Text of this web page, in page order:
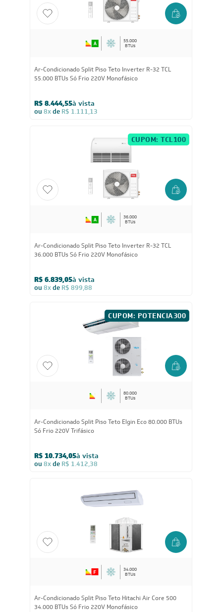
55.000
BTUs
Ar-Condicionado Split Piso Teto Inverter R-32 TCL
55.000 BTUs Só Frio 220V Monofásico
R$ 8.444,55à vista
ou 8xde R$ 1.111,13
CUPOM: TCL100
36.000
BTUs
Ar-Condicionado Split Piso Teto Inverter R-32 TCL
36.000 BTUs Só Frio 220V Monofásico
R$ 6.839,05à vista
ou 8xde R$ 899,88
CUPOM: POTENCIA300
80.000
BTUs
Ar-Condicionado Split Piso Teto Elgin Eco 80.000 BTUs
Só Frio 220V Trifásico
R$ 10.734,05à vista
ou 8xde R$ 1.412,38
34.000
BTUs
Ar-Condicionado Split Piso Teto Hitachi Air Core 500
34.000 BTUs Só Frio 220V Monofásico